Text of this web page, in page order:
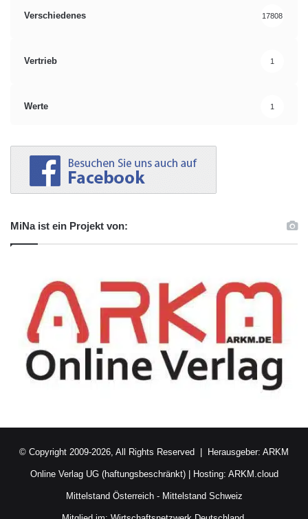
Verschiedenes 17808
Vertrieb 1
Werte 1
MiNa ist ein Projekt von:
© Copyright 2009-2026, All Rights Reserved | Herausgeber: ARKM
Online Verlag UG (haftungsbeschränkt)| Hosting: ARKM.cloud
Mittelstand Österreich- Mittelstand Schweiz